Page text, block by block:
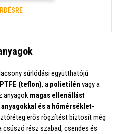
súrlódási együtthatójú
PTFE (teflon), a polietilén vagy a
anyagok magas ellenállást
és a hőmérséklet-
erős rögzítést biztosít még
csúszó rész szabad, csendes és